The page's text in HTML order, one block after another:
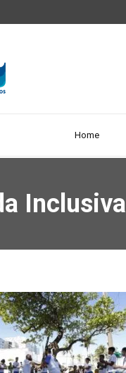
Home
Inclusiva